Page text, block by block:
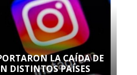
LA CAÍDA DE
DISTINTOS PAÍSES